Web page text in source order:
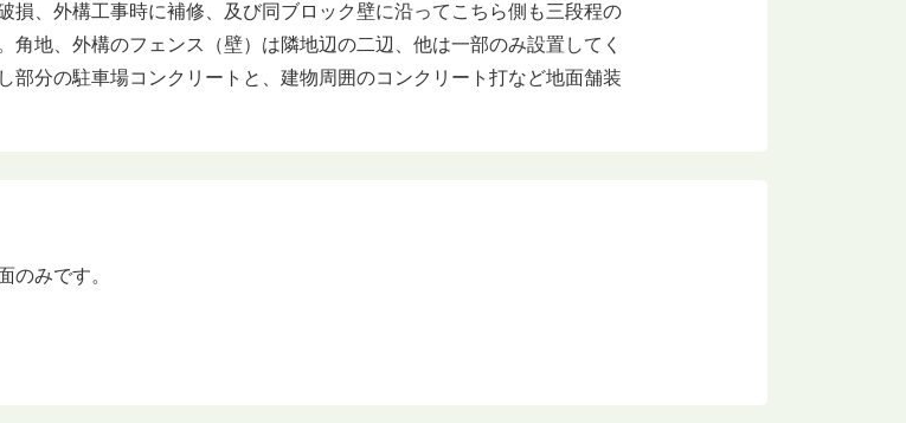
損、外構工事時に補修、及び同ブロック壁に沿ってこちら側も三段程の
角地、外構のフェンス（壁）は隣地辺の二辺、他は一部のみ設置してく
部分の駐車場コンクリートと、建物周囲のコンクリート打など地面舗装
のみです。